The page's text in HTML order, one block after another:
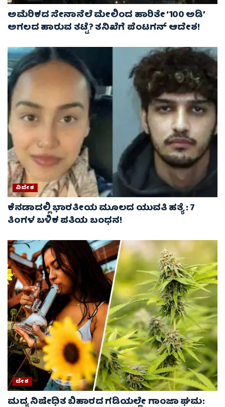
ಅಮೆರಿಕದ ಸೇನಾನೆಲೆ ಮೇಲಿಂದ ಹಾರಿತೇ ‘100 ಅಡಿ’
ಅಗಲದ ಹಾರುವ ತಟ್ಟೆ? ತನಿಖೆಗೆ ಪೆಂಟಗನ್ ಆದೇಶ!
ವಿದೇಶ
ಕೆನಡಾದಲ್ಲಿ ಭಾರತೀಯ ಮೂಲದ ಯುವತಿ ಹತ್ಯೆ : 7
ತಿಂಗಳ ಬಳಿಕ ಪತಿಯ ಬಂಧನ!
ದೇಶ
ಮದ್ಯ ನಿಷೇಧಿತ ಬಿಹಾರದ ಗಡಿಯಲ್ಲೇ ಗಾಂಜಾ ಘಮ: